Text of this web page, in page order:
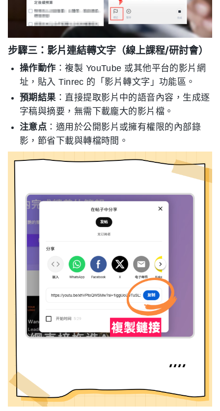
步驟三：影片連結轉文字（線上課程/研討會）
操作動作 ：複製 YouTube 或其他平台的影片網
址，貼入 Tinrec 的「影片轉文字」功能區。
預期結果：直接提取影片中的語音內容，生成逐
字稿與摘要，無需下載龐大的影片檔。
注意点 ：適用於公開影片或擁有權限的內部錄
影，節省下載與轉檔時間。